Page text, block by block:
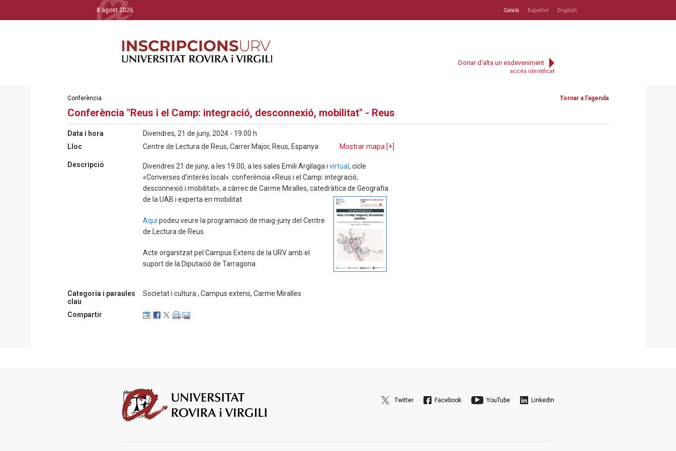
8 agost 2026 Català Español English
Donar d'alta un esdeveniment
accés identificat
Conferència Tornar a l'agenda
Conferència "Reus i el Camp: integració, desconnexió, mobilitat" - Reus
Data i hora
Divendres, 21 de juny, 2024 - 19.00 h
Lloc
Centre de Lectura de Reus, Carrer Major, Reus, Espanya Mostrar mapa [+]
Descripció Divendres 21 de juny, a les 19.00, a les sales Emili Argilaga i virtual , cicle
«Converses d’interès local»: conferència «Reus i el Camp: integració,
desconnexió i mobilitat», a càrrec de Carme Miralles, catedràtica de Geografia
de la UAB i experta en mobilitat.
Aquípodeu veure la programació de maig-juny del Centre
de Lectura de Reus.
Acte organitzat pel Campus Extens de la URV amb el
suport de la Diputació de Tarragona.
Categoria i paraules
clau
Societat i cultura , Campus extens, Carme Miralles
Compartir
Twitter Facebook YouTube LinkedIn